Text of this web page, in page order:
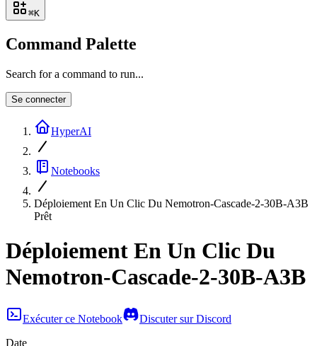
⌘K
Command Palette
Search for a command to run...
Se connecter
HyperAI
Notebooks
Déploiement En Un Clic Du Nemotron-Cascade-2-30B-A3B
Prêt
Déploiement En Un Clic Du
Nemotron-Cascade-2-30B-A3B
Exécuter ce Notebook
Discuter sur Discord
Date